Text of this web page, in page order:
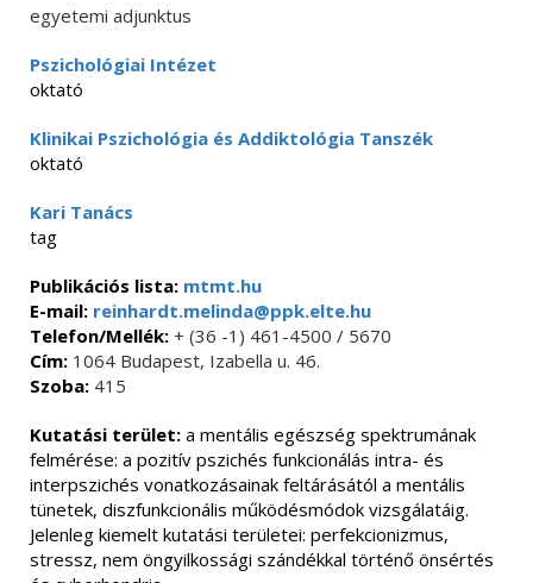
egyetemi adjunktus
Pszichológiai Intézet
oktató
Klinikai Pszichológia és Addiktológia Tanszék
oktató
Kari Tanács
tag
Publikációs lista: mtmt.hu
E-mail: reinhardt.melinda@ppk.elte.hu
Telefon/Mellék: + (36 -1) 461-4500 / 5670
Cím: 1064 Budapest, Izabella u. 46.
Szoba: 415
Kutatási terület: a mentális egészség spektrumának
felmérése: a pozitív pszichés funkcionálás intra- és
interpszichés vonatkozásainak feltárásától a mentális
tünetek, diszfunkcionális működésmódok vizsgálatáig.
Jelenleg kiemelt kutatási területei: perfekcionizmus,
stressz, nem öngyilkossági szándékkal történő önsértés